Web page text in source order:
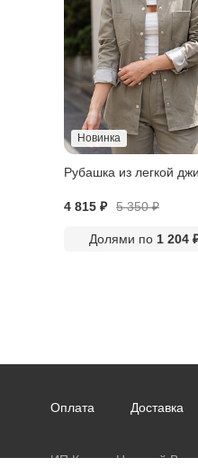
Новинка
Рубашка из легкой
4 815 ₽ 5 350₽
Долями по 1 204
Оплата Доставка
ИП Казаев Николай